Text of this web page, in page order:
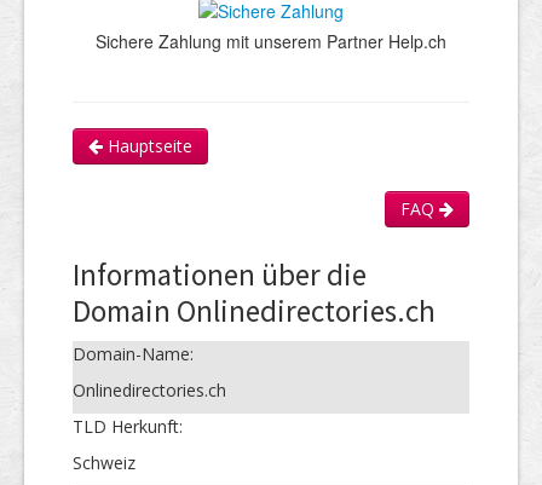
Sichere Zahlung mit unserem Partner Help.ch
Hauptseite
FAQ
Informationen über die
Domain Onlinedirectories.ch
Domain-Name:
Onlinedirectories.ch
TLD Herkunft:
Schweiz